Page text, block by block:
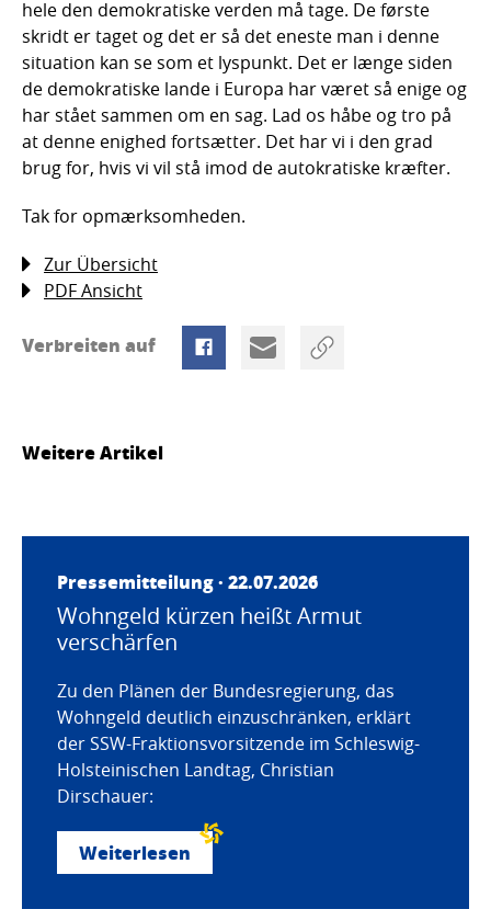
hele den demokratiske verden må tage. De første
skridt er taget og det er så det eneste man i denne
situation kan se som et lyspunkt. Det er længe siden
de demokratiske lande i Europa har været så enige og
har stået sammen om en sag. Lad os håbe og tro på
at denne enighed fortsætter. Det har vi i den grad
brug for, hvis vi vil stå imod de autokratiske kræfter.
Tak for opmærksomheden.
Zur Übersicht
PDF Ansicht
Verbreiten auf
Weitere Artikel
Pressemitteilung · 22.07.2026
Wohngeld kürzen heißt Armut
verschärfen
Zu den Plänen der Bundesregierung, das
Wohngeld deutlich einzuschränken, erklärt
der SSW-Fraktionsvorsitzende im Schleswig-
Holsteinischen Landtag, Christian
Dirschauer:
Weiterlesen